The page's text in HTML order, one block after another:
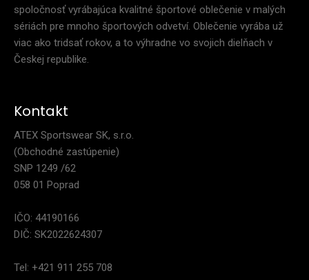
spoločnosť vyrábajúca kvalitné športové oblečenie v malých
sériách pre mnoho športových odvetví. Oblečenie vyrába už
viac ako tridsať rokov, a to výhradne vo svojich dielňach v
Českej republike.
Kontakt
ATEX Sportswear SK, s.r.o.
(Obchodné zastúpenie)
SNP 1249 /62
058 01 Poprad
IČO: 44190166
DIČ: SK2022624307
Tel: +421 911 255 708